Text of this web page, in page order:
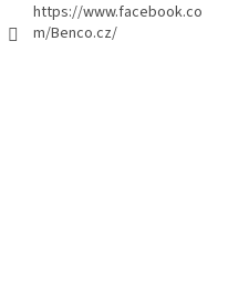
https://www.facebook.co
m/Benco.cz/